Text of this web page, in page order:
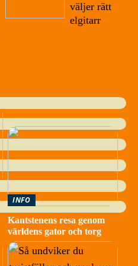
väljer rätt
elgitarr
INFO
Kantstenens resa genom
världens gator och torg